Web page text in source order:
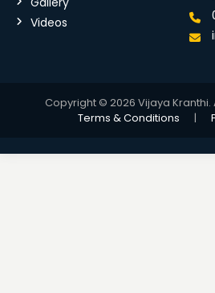
Videos
Copyright © 2026 Vijaya Kranthi.
Terms & Conditions
|